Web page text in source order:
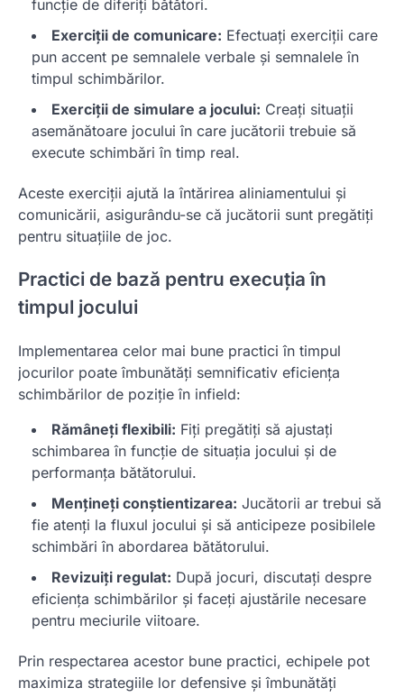
funcție de diferiți bătători.
Exerciții de comunicare: Efectuați exerciții care
pun accent pe semnalele verbale și semnalele în
timpul schimbărilor.
Exerciții de simulare a jocului: Creați situații
asemănătoare jocului în care jucătorii trebuie să
execute schimbări în timp real.
Aceste exerciții ajută la întărirea aliniamentului și
comunicării, asigurându-se că jucătorii sunt pregătiți
pentru situațiile de joc.
Practici de bază pentru execuția în
timpul jocului
Implementarea celor mai bune practici în timpul
jocurilor poate îmbunătăți semnificativ eficiența
schimbărilor de poziție în infield:
Rămâneți flexibili: Fiți pregătiți să ajustați
schimbarea în funcție de situația jocului și de
performanța bătătorului.
Mențineți conștientizarea: Jucătorii ar trebui să
fie atenți la fluxul jocului și să anticipeze posibilele
schimbări în abordarea bătătorului.
Revizuiți regulat: După jocuri, discutați despre
eficiența schimbărilor și faceți ajustările necesare
pentru meciurile viitoare.
Prin respectarea acestor bune practici, echipele pot
maximiza strategiile lor defensive și îmbunătăți